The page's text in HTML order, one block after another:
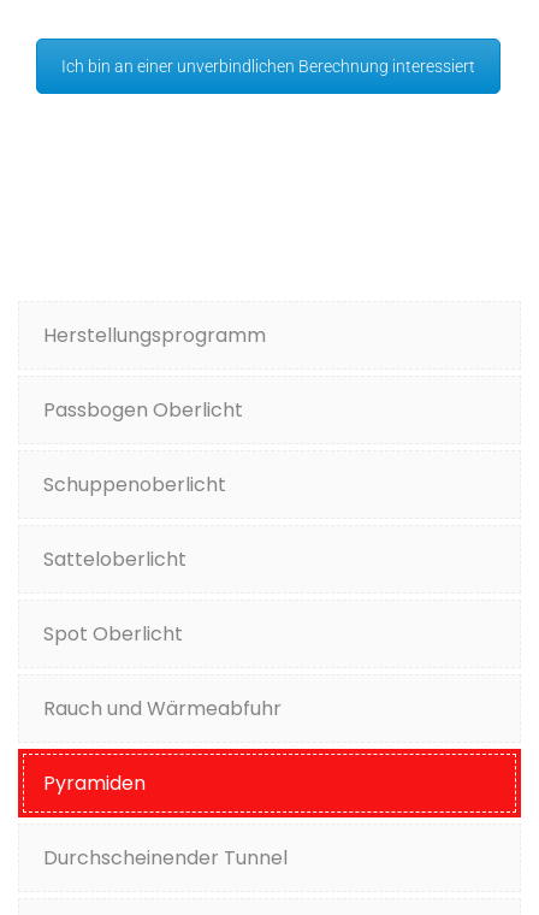
Ich bin an einer unverbindlichen Berechnung interessiert
Herstellungsprogramm
Passbogen Oberlicht
Schuppenoberlicht
Satteloberlicht
Spot Oberlicht
Rauch und Wärmeabfuhr
Pyramiden
Durchscheinender Tunnel